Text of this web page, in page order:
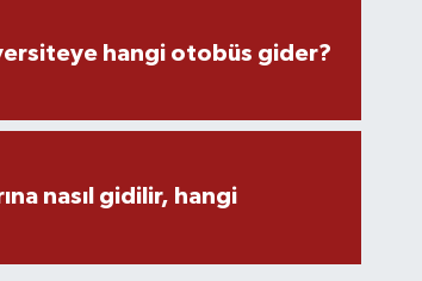
hangi otobüs gider?
nasıl gidilir, hangi